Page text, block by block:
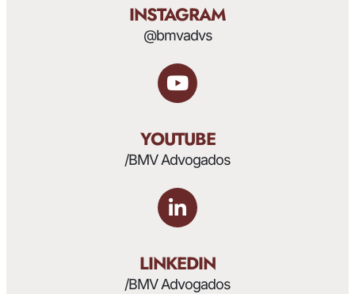
INSTAGRAM
@bmvadvs
YOUTUBE
/BMV Advogados
LINKEDIN
/BMV Advogados